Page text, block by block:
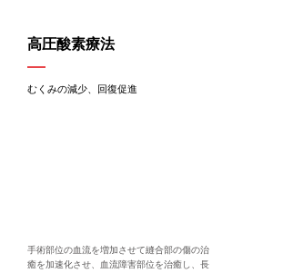
高圧酸素療法
むくみの減少、回復促進
手術部位の血流を増加させて縫合部の傷の治
癒を加速化させ、血流障害部位を治癒し、長